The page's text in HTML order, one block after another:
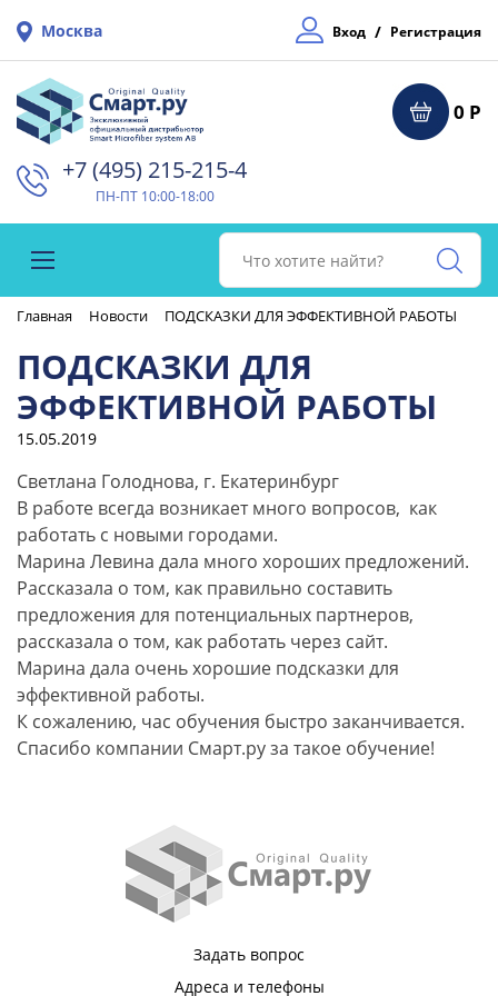
Москва Вход / Регистрация
0 Р
+7 (495) 215-215-4⁠
ПН-ПТ 10:00-18:00
Главная Новости ПОДСКАЗКИ ДЛЯ ЭФФЕКТИВНОЙ РАБОТЫ
ПОДСКАЗКИ ДЛЯ
ЭФФЕКТИВНОЙ РАБОТЫ
15.05.2019
Светлана Голоднова, г. Екатеринбург
В работе всегда возникает много вопросов, как
работать с новыми городами.
Марина Левина дала много хороших предложений.
Рассказала о том, как правильно составить
предложения для потенциальных партнеров,
рассказала о том, как работать через сайт.
Марина дала очень хорошие подсказки для
эффективной работы.
К сожалению, час обучения быстро заканчивается.
Спасибо компании Смарт.ру за такое обучение!
Задать вопрос
Адреса и телефоны